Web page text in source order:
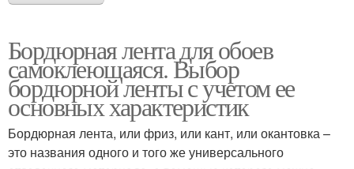
Бордюрная лента для обоев
самоклеющаяся. Выбор
бордюрной ленты с учетом ее
основных характеристик
Бордюрная лента, или фриз, или кант, или окантовка –
это названия одного и того же универсального